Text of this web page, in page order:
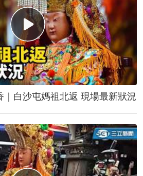
｜白沙屯媽祖北返 現場最新狀況